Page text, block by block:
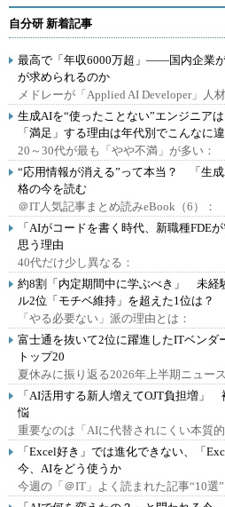
自分研 新着記事
最高で「年収6000万超」――国内企業
が求められるのか
メドレーが「Applied AI Developer」人
生成AIを“使ったことない”エンジニア
「満足」する理由は年代別でこんなに
20～30代が最も「やや不満」が多い：
“応用情報が消える”って本当？ 「生
格の今を読む
＠IT人気記事まとめ読みeBook（6）：
「AIがコードを書く時代、新職種
思う理由
40代だけ少し異なる：
約8割「内定期間中に学ぶべき」 未経
ル2位「モチベ維持」を超えた1位は？
「やる必要ない」派の理由とは：
富士通を抜いて2位に躍進したITベン
トップ20
夏休みに振り返る2026年上半期ニュース
「AI活用する新人増えてOJT負担増」
悩
重要なのは「AIに代替されにくい本質的
「Excel好き」では進化できない、「
今、AIをどう使うか
今週の「＠IT」よく読まれた記事“10選”